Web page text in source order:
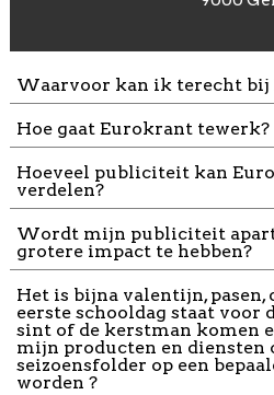
Waarvoor kan ik terecht bij
Hoe gaat Eurokrant tewerk?
Hoeveel publiciteit kan
verdelen?
Wordt mijn publiciteit apart
grotere impact te hebben?
Het is bijna valentijn, pasen,
eerste schooldag staat voor
sint of de kerstman komen
mijn producten en diensten
seizoensfolder op een
worden ?